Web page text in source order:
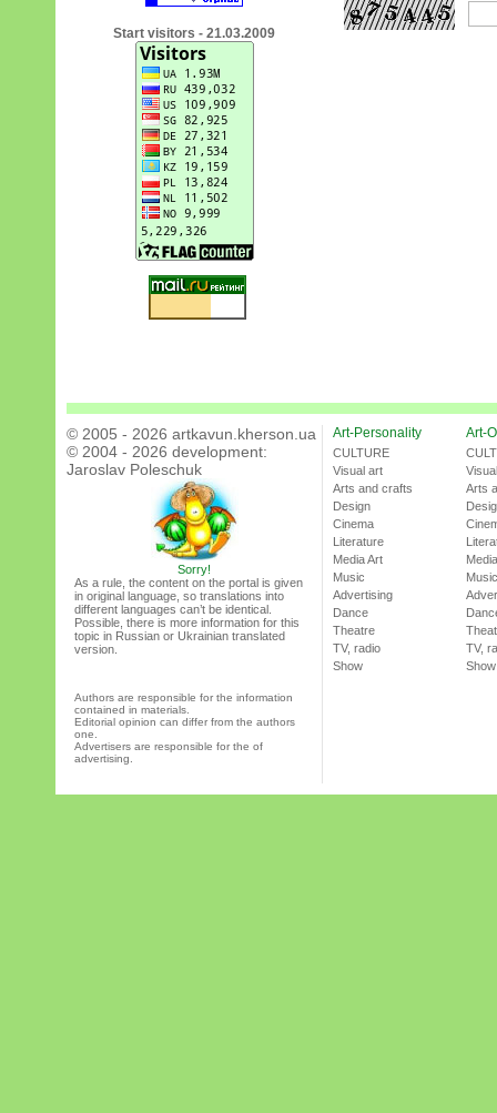
Start visitors - 21.03.2009
© 2005 - 2026 artkavun.kherson.ua
© 2004 - 2026 development:
Jaroslav Poleschuk
Sorry!
As a rule, the content on the portal is given
in original language, so translations into
different languages can’t be identical.
Possible, there is more information for this
topic in Russian or Ukrainian translated
version.
Authors are responsible for the information
contained in materials.
Editorial opinion can differ from the authors
one.
Advertisers are responsible for the of
advertising.
Art-Personality
CULTURE
Visual art
Arts and crafts
Design
Cinema
Literature
Media Art
Music
Advertising
Dance
Theatre
TV, radio
Show
Art-
Arts
Music
TV,
Show